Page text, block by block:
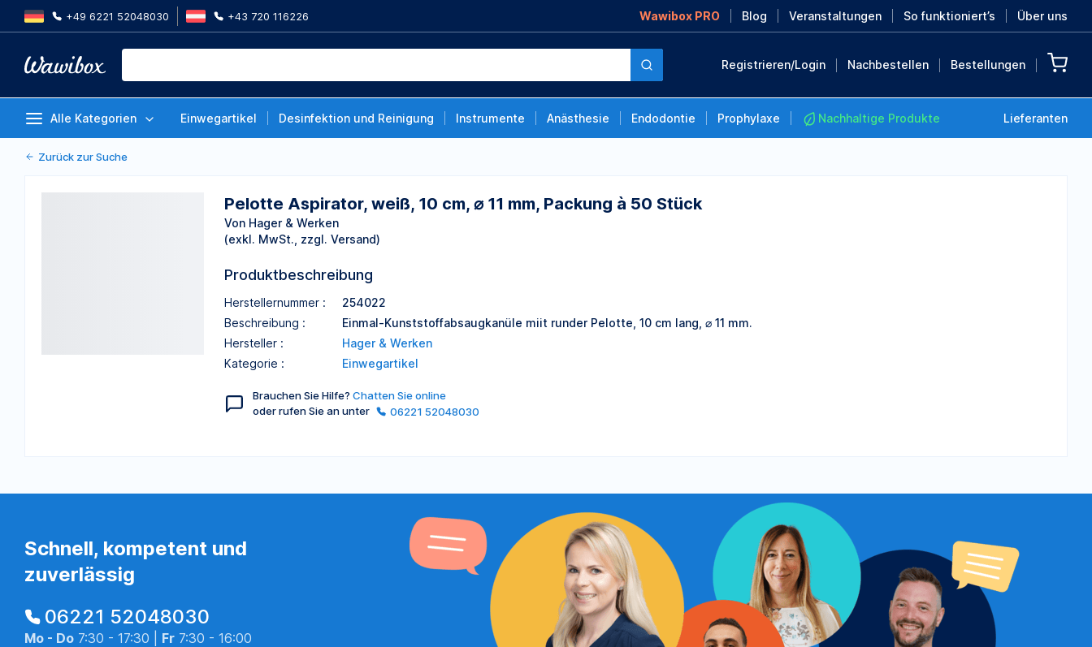
+49 6221 52048030 +43 720 116226 Wawibox PRO Blog Veranstaltungen So funktioniert’s Über uns
Registrieren/Login Nachbestellen Bestellungen
Alle Kategorien Einwegartikel Desinfektion und Reinigung Instrumente Anästhesie Endodontie Prophylaxe Nachhaltige Produkte Lieferanten
Pelotte Aspirator, weiß, 10 cm, ⌀ 11 mm, Packung à 50
Zurück zur Suche
Pelotte Aspirator, weiß, 10 cm, ⌀ 11 mm, Packung à 50 Stück
Von Hager & Werken
(exkl. MwSt., zzgl. Versand)
Produktbeschreibung
Herstellernummer :
254022
Beschreibung :
Einmal-Kunststoffabsaugkanüle miit runder Pelotte, 10 cm lang, ⌀ 11 mm.
Hersteller :
Hager & Werken
Kategorie :
Einwegartikel
Brauchen Sie Hilfe? Chatten Sie online
oder rufen Sie an unter
06221 52048030
Schnell, kompetent und
zuverlässig
06221 52048030
Mo - Do 7:30 - 17:30 | Fr 7:30 - 16:00